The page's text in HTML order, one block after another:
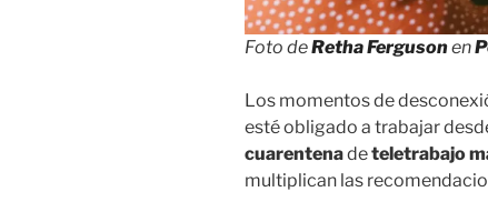
Foto deRetha Fergusonen
Los momentos de
esté obligado a trabajar
cuarentenadeteletrabajo
multiplican las